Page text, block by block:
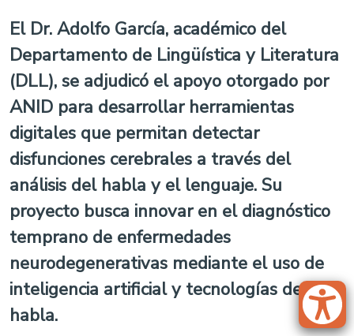
El Dr. Adolfo García, académico del
Departamento de Lingüística y Literatura
(DLL), se adjudicó el apoyo otorgado por
ANID para desarrollar herramientas
digitales que permitan detectar
disfunciones cerebrales a través del
análisis del habla y el lenguaje. Su
proyecto busca innovar en el diagnóstico
temprano de enfermedades
neurodegenerativas mediante el uso de
inteligencia artificial y tecnologías del
habla.